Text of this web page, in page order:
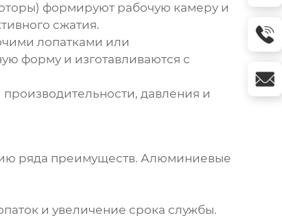
формируют рабочую камеру и
сжатия.
лопатками или
форму и изготавливаются с
производительности, давления и
ряда преимуществ. Алюминиевые
и увеличение срока службы.